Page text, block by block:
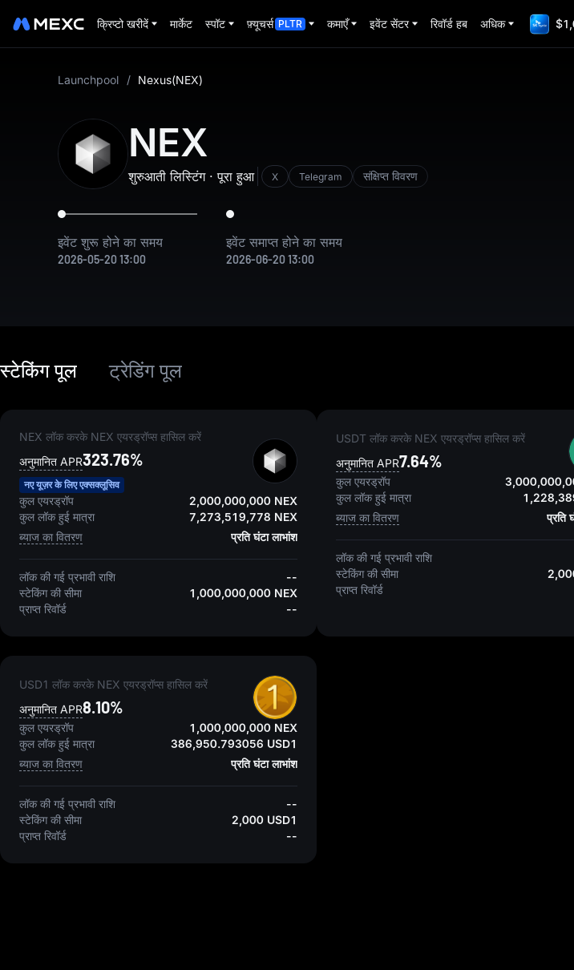
क्रिप्टो खरीदें मार्केट स्पॉट फ़्यूचर्स PLTR कमाएँ इवेंट सेंटर रिवॉर्ड हब अधिक
Launchpool / Nexus(NEX)
NEX
शुरुआती लिस्टिंग · पूरा हुआ X Telegram संक्षिप्त विवरण
इवेंट शुरू होने का समय
2026-05-20 13:00
इवेंट समाप्त होने का समय
2026-06-20 13:00
स्टेकिंग पूल ट्रेडिंग पूल
NEX लॉक करके NEX एयरड्रॉप्स हासिल करें
अनुमानित APR323.76%
नए यूज़र के लिए एक्सक्लूसिव
कुल एयरड्रॉप
2,000,000,000 NEX
कुल लॉक हुई मात्रा
7,273,519,778 NEX
ब्याज का वितरण
प्रति घंटा लाभांश
लॉक की गई प्रभावी राशि
--
स्टेकिंग की सीमा
1,000,000,000 NEX
प्राप्त रिवॉर्ड
--
USDT लॉक करके NEX एयरड्रॉप्स हासिल करें
अनुमानित APR7.64%
कुल एयरड्रॉप
कुल लॉक हुई मात्रा
ब्याज का वितरण
प्रति
लॉक की गई प्रभावी राशि
स्टेकिंग की सीमा
प्राप्त रिवॉर्ड
USD1 लॉक करके NEX एयरड्रॉप्स हासिल करें
अनुमानित APR8.10%
कुल एयरड्रॉप
1,000,000,000 NEX
कुल लॉक हुई मात्रा
386,950.793056 USD1
ब्याज का वितरण
प्रति घंटा लाभांश
लॉक की गई प्रभावी राशि
--
स्टेकिंग की सीमा
2,000 USD1
प्राप्त रिवॉर्ड
--